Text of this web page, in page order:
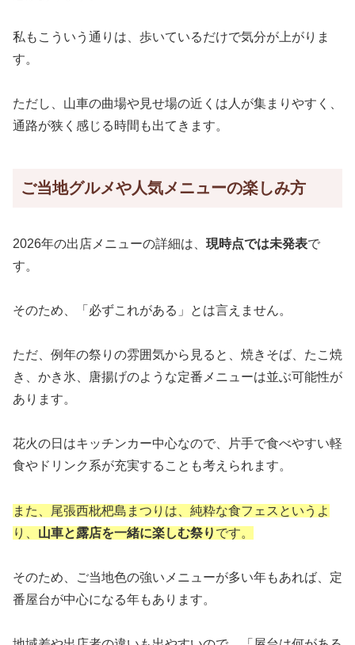
私もこういう通りは、歩いているだけで気分が上がりま
す。
ただし、山車の曲場や見せ場の近くは人が集まりやすく、
通路が狭く感じる時間も出てきます。
ご当地グルメや人気メニューの楽しみ方
2026年の出店メニューの詳細は、 現時点では未発表で
す。
そのため、「必ずこれがある」とは言えません。
ただ、例年の祭りの雰囲気から見ると、焼きそば、たこ焼
き、かき氷、唐揚げのような定番メニューは並ぶ可能性が
あります。
花火の日はキッチンカー中心なので、片手で食べやすい軽
食やドリンク系が充実することも考えられます。
また、尾張西枇杷島まつりは、純粋な食フェスというよ
り、 山車と露店を一緒に楽しむ祭り です。
そのため、ご当地色の強いメニューが多い年もあれば、定
番屋台が中心になる年もあります。